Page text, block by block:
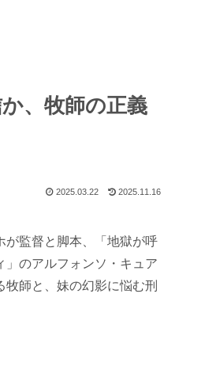
、牧師の正義
2025.03.22 2025.11.16
が監督と脚本、「地獄が呼
」のアルフォンソ・キュア
師と、妹の幻影に悩む刑